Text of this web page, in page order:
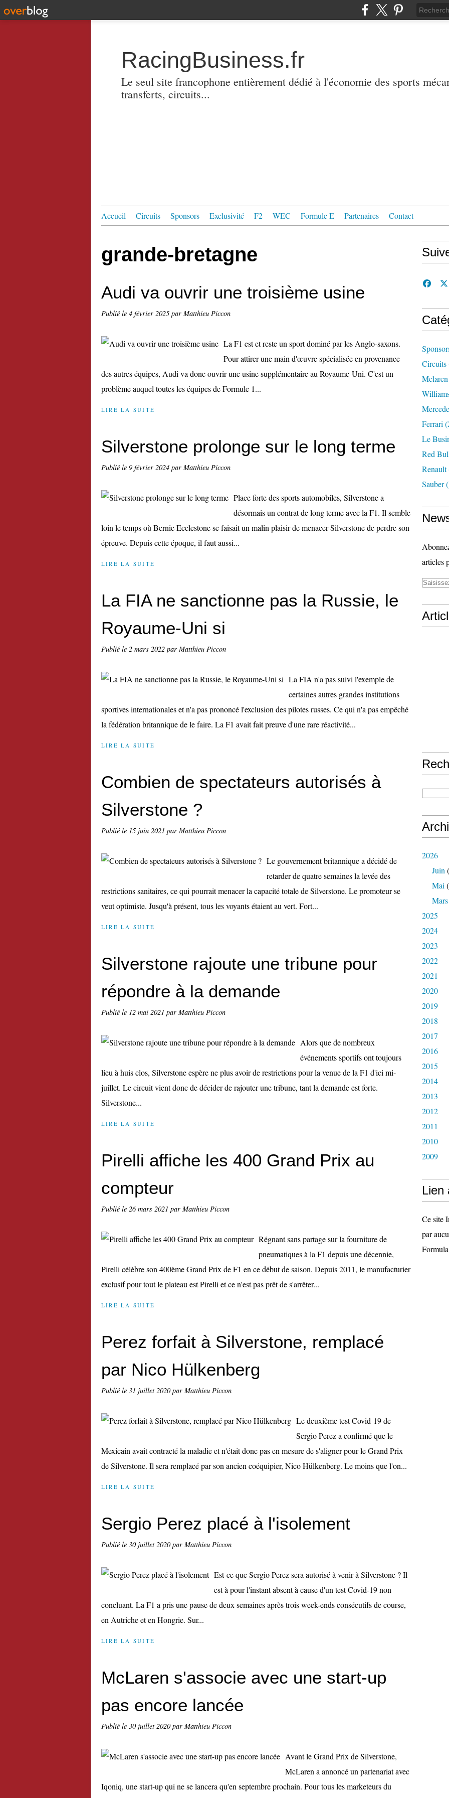
RacingBusiness.fr
Le seul site francophone entièrement dédié à l'économie des sports
transferts, circuits...
Accueil Circuits Sponsors Exclusivité F2 WEC Formule E Partenaires Contact
grande-bretagne
Audi va ouvrir une troisième usine
Publié le 4 février 2025 par Matthieu Piccon
La F1 est et reste un sport dominé par les Anglo-saxons.
Pour attirer une main d'œuvre spécialisée en provenance
des autres équipes, Audi va donc ouvrir une usine supplémentaire au Royaume-Uni. C'est un
problème auquel toutes les équipes de Formule 1...
LIRE LA SUITE
Silverstone prolonge sur le long terme
Publié le 9 février 2024 par Matthieu Piccon
Place forte des sports automobiles, Silverstone a
désormais un contrat de long terme avec la F1. Il semble
loin le temps où Bernie Ecclestone se faisait un malin plaisir de menacer Silverstone de perdre son
épreuve. Depuis cette époque, il faut aussi...
LIRE LA SUITE
La FIA ne sanctionne pas la Russie, le
Royaume-Uni si
Publié le 2 mars 2022 par Matthieu Piccon
La FIA n'a pas suivi l'exemple de
certaines autres grandes institutions
sportives internationales et n'a pas prononcé l'exclusion des pilotes russes. Ce qui n'a pas empêché
la fédération britannique de le faire. La F1 avait fait preuve d'une rare réactivité...
LIRE LA SUITE
Combien de spectateurs autorisés à
Silverstone ?
Publié le 15 juin 2021 par Matthieu Piccon
Le gouvernement britannique a décidé de
retarder de quatre semaines la levée des
restrictions sanitaires, ce qui pourrait menacer la capacité totale de Silverstone. Le promoteur se
veut optimiste. Jusqu'à présent, tous les voyants étaient au vert. Fort...
LIRE LA SUITE
Silverstone rajoute une tribune pour
répondre à la demande
Publié le 12 mai 2021 par Matthieu Piccon
Alors que de nombreux
événements sportifs ont toujours
lieu à huis clos, Silverstone espère ne plus avoir de restrictions pour la venue de la F1 d'ici mi-
juillet. Le circuit vient donc de décider de rajouter une tribune, tant la demande est forte.
Silverstone...
LIRE LA SUITE
Pirelli affiche les 400 Grand Prix au
compteur
Publié le 26 mars 2021 par Matthieu Piccon
Régnant sans partage sur la fourniture de
pneumatiques à la F1 depuis une décennie,
Pirelli célèbre son 400ème Grand Prix de F1 en ce début de saison. Depuis 2011, le manufacturier
exclusif pour tout le plateau est Pirelli et ce n'est pas prêt de s'arrêter...
LIRE LA SUITE
Perez forfait à Silverstone, remplacé
par Nico Hülkenberg
Publié le 31 juillet 2020par Matthieu Piccon
Le deuxième test Covid-19 de
Sergio Perez a confirmé que le
Mexicain avait contracté la maladie et n'était donc pas en mesure de s'aligner pour le Grand Prix
de Silverstone. Il sera remplacé par son ancien coéquipier, Nico Hülkenberg. Le moins que l'on...
LIRE LA SUITE
Sergio Perez placé à l'isolement
Publié le 30 juillet 2020par Matthieu Piccon
Est-ce que Sergio Perez sera autorisé à venir à Silverstone ? Il
est à pour l'instant absent à cause d'un test Covid-19 non
concluant. La F1 a pris une pause de deux semaines après trois week-ends consécutifs de course,
en Autriche et en Hongrie. Sur...
LIRE LA SUITE
McLaren s'associe avec une start-up
pas encore lancée
Publié le 30 juillet 2020par Matthieu Piccon
Avant le Grand Prix de Silverstone,
McLaren a annoncé un partenariat avec
Iqoniq, une start-up qui ne se lancera qu'en septembre prochain. Pour tous les marketeurs du
Circuits
Mclaren
Ferrari
Le
Red
Renault
Sauber
articles
2026
Juin
Mai
Mars
2025
2024
2023
2022
2021
2020
2019
2018
2017
2016
2015
2014
2013
2012
2011
2010
2009
Lien
Ce site
par